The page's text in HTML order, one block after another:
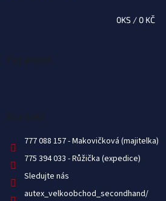
0KS / 0 KČ
Facebook
Kontakt
777 088 157
775 394 033
Sledujte nás
autex_velkoobchod_secondhand/